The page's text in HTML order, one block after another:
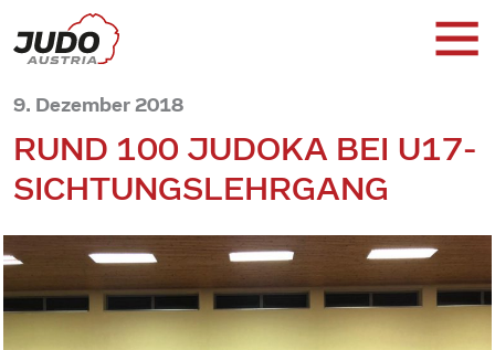
9. Dezember 2018
RUND 100 JUDOKA BEI U17-
SICHTUNGSLEHRGANG